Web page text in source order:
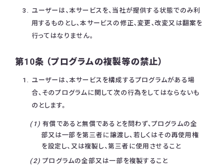
ユーザーは、本サービスを、当社が提供する状態でのみ利
用するものとし、本サービスの修正、変更、改変又は翻案を
行ってはなりません。
第10条 （プログラムの複製等の禁止）
ユーザーは、本サービスを構成するプログラムがある場
合、そのプログラムに関して次の行為をしてはならないも
のとします。
有償であると無償であるとを問わず、プログラムの全
部又は一部を第三者に譲渡し、若しくはその再使用権
を設定し、又は複製し、第三者に使用させること
プログラムの全部又は一部を複製すること